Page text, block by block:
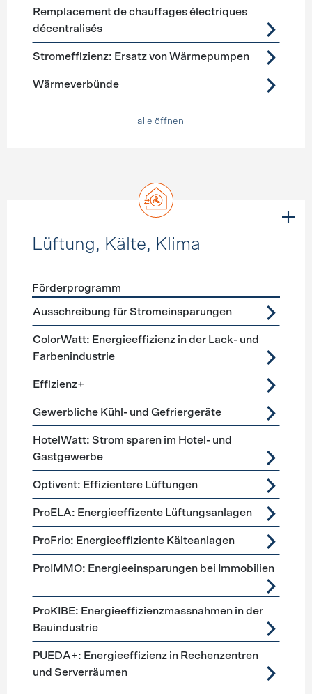
Remplacement de chauffages électriques
décentralisés
Stromeffizienz: Ersatz von Wärmepumpen
Wärmeverbünde
+ alle öffnen
Lüftung, Kälte, Klima
Förderprogramme Lüftung, Kälte, Klima
Förderprogramm
Ausschreibung für Stromeinsparungen
ColorWatt: Energieeffizienz in der Lack- und
Farbenindustrie
Effizienz+
Gewerbliche Kühl- und Gefriergeräte
HotelWatt: Strom sparen im Hotel- und
Gastgewerbe
Optivent: Effizientere Lüftungen
ProELA: Energieeffizente Lüftungsanlagen
ProFrio: Energieeffiziente Kälteanlagen
ProIMMO: Energieeinsparungen bei Immobilien
ProKIBE: Energieeffizienzmassnahmen in der
Bauindustrie
PUEDA+: Energieeffizienz in Rechenzentren
und Serverräumen